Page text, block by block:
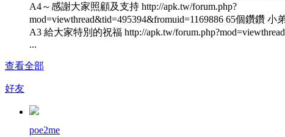
A4～感謝大家照顧及支持 http://apk.tw/forum.php?
mod=viewthread&tid=495394&fromuid=1169886 65個鑽鑽 小
A3 給大家特別的祝福 http://apk.tw/
...
查看全部
好友
poe2me